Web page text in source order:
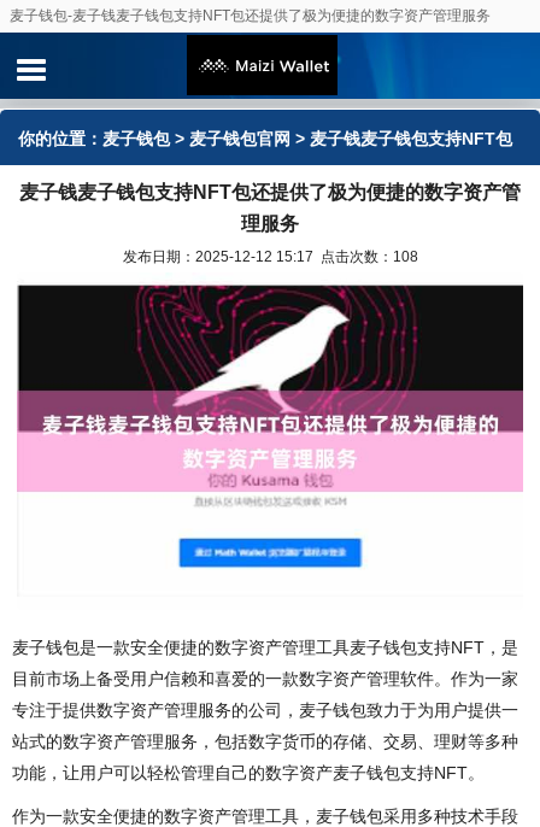
麦子钱包-麦子钱麦子钱包支持NFT包还提供了极为便捷的数字资产管理服务
你的位置： 麦子钱包> 麦子钱包官网 > 麦子钱麦子钱包支持NFT包
还提供了极为便捷的数字资产管理服务
麦子钱麦子钱包支持NFT包还提供了极为便捷的数字资产管
理服务
发布日期：2025-12-12 15:17 点击次数：108
麦子钱包是一款安全便捷的数字资产管理工具麦子钱包支持NFT，是
目前市场上备受用户信赖和喜爱的一款数字资产管理软件。作为一家
专注于提供数字资产管理服务的公司，麦子钱包致力于为用户提供一
站式的数字资产管理服务，包括数字货币的存储、交易、理财等多种
功能，让用户可以轻松管理自己的数字资产麦子钱包支持NFT。
作为一款安全便捷的数字资产管理工具，麦子钱包采用多种技术手段